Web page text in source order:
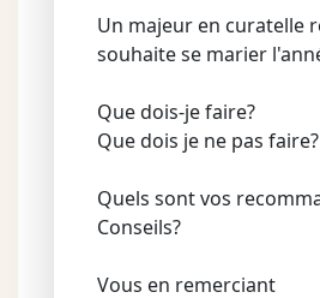
Un majeur en curatelle
souhaite se marier
Que dois-je faire?
Que dois je ne pas faire?
Quels sont vos
Conseils?
Vous en remerciant